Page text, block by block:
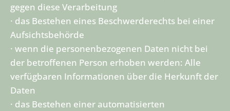
gegen diese Verarbeitung
· das Bestehen eines Beschwerderechts bei einer
Aufsichtsbehörde
· wenn die personenbezogenen Daten nicht bei
der betroffenen Person erhoben werden: Alle
verfügbaren Informationen über die Herkunft der
Daten
· das Bestehen einer automatisierten